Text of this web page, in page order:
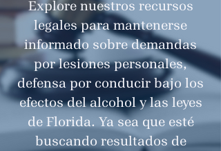
Explore nuestros recursos
legales para mantenerse
informado sobre demandas
por lesiones personales,
defensa por conducir bajo los
efectos del alcohol y las leyes
de Florida. Ya sea que esté
buscando resultados de